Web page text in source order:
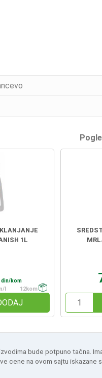
1L
din/kom
l
12kom
bude potpuno tačna.
cene na ovom sajtu